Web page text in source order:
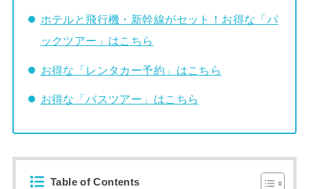
ホテルと飛行機・新幹線がセット！お得な「パ
ックツアー」はこちら
お得な「レンタカー予約」はこちら
お得な「バスツアー」はこちら
Table of Contents